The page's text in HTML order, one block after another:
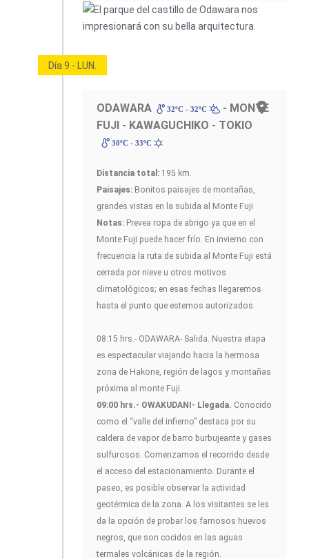
Día 9 - LUN.
ODAWARA 32ºC - 32ºC
- MONTE
FUJI - KAWAGUCHIKO - TOKIO
30ºC - 33ºC
Distancia total: 195 km.
Paisajes: Bonitos paisajes de montañas,
grandes vistas en la subida al Monte Fuji
Notas: Prevea ropa de abrigo ya que en el
Monte Fuji puede hacer frío. En invierno con
frecuencia la ruta de subida al Monte Fuji está
cerrada por nieve u otros motivos
climatológicos; en esas fechas llegaremos
hasta el punto que estemos autorizados.
08:15 hrs.- ODAWARA- Salida. Nuestra etapa
es espectacular viajando hacia la hermosa
zona de Hakone, región de lagos y montañas
próxima al monte Fuji.
09:00 hrs.- OWAKUDANI- Llegada. Conocido
como el “valle del infierno” destaca por su
caldera de vapor de barro burbujeante y gases
sulfurosos. Comenzamos el recorrido desde
el acceso del estacionamiento. Durante el
paseo, es posible observar la actividad
geotérmica de la zona. A los visitantes se les
da la opción de probar los famosos huevos
negros, que son cocidos en las aguas
termales volcánicas de la región.